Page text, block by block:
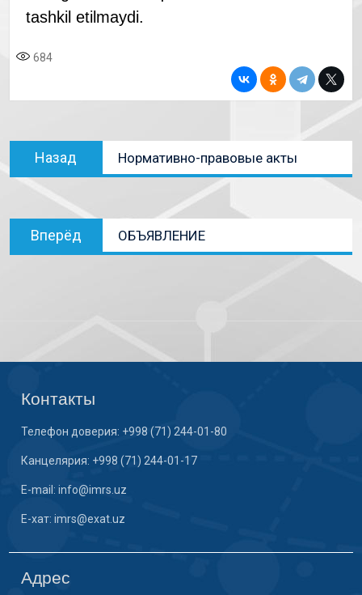
tashkil etilmaydi.
684
Назад Нормативно-правовые акты
Вперёд ОБЪЯВЛЕНИЕ
Контакты
Телефон доверия: +998 (71) 244-01-80
Канцелярия: +998 (71) 244-01-17
E-mail: info@imrs.uz
E-хат: imrs@exat.uz
Адрес